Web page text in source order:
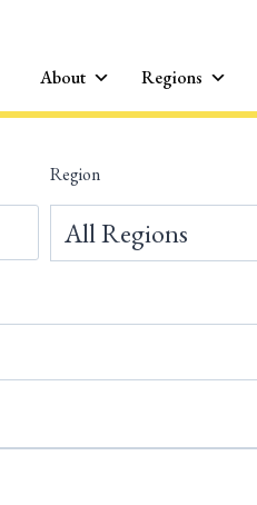
About Regions
Region